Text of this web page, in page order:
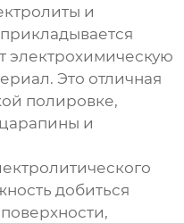
и
электрохимическую
Это отличная
полировке,
и
добиться